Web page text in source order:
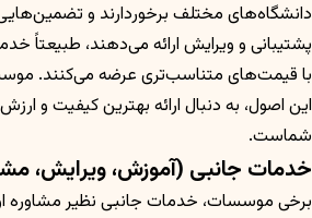
دانشگاه‌های مختلف برخوردارند و
پشتیبانی و ویرایش ارائه می‌دهند، طبیعتاً
با قیمت‌های متناسب‌تری عرضه می‌کنند.
این اصول، به دنبال ارائه بهترین کیفیت و
شماست.
خدمات جانبی (آموزش، ویرایش،
برخی موسسات، خدمات جانبی نظیر مشاوره